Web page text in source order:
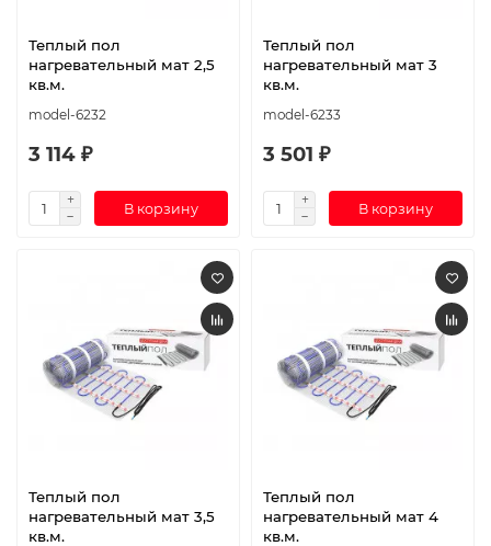
Теплый пол
нагревательный мат 2,5
кв.м.
model-6232
3 114 ₽
В корзину
Теплый пол
нагревательный мат 3
кв.м.
model-6233
3 501 ₽
В корзину
Теплый пол
нагревательный мат 3,5
кв.м.
Теплый пол
нагревательный мат 4
кв.м.